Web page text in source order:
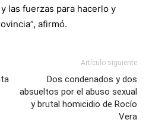
las fuerzas para hacerlo y
afirmó.
Artículo siguiente
Dos condenados y dos
absueltos por el abuso sexual
y brutal homicidio de Rocío
Vera